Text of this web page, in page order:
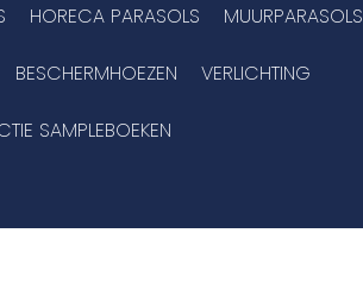
HORECA PARASOLS MUURPARASOLS
BESCHERMHOEZEN VERLICHTING
SAMPLEBOEKEN